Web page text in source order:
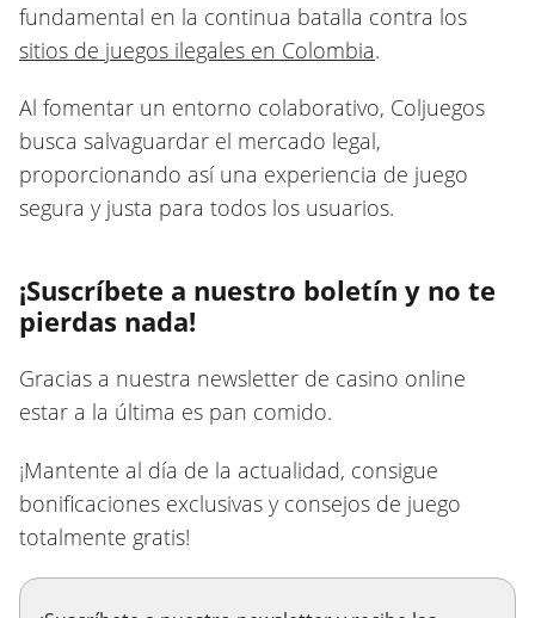
fundamental en la continua batalla contra los
sitios de juegos ilegales en Colombia.
Al fomentar un entorno colaborativo, Coljuegos
busca salvaguardar el mercado legal,
proporcionando así una experiencia de juego
segura y justa para todos los usuarios.
¡Suscríbete a nuestro boletín y no te
pierdas nada!
Gracias a nuestra newsletter de casino online
estar a la última es pan comido.
¡Mantente al día de la actualidad, consigue
bonificaciones exclusivas y consejos de juego
totalmente gratis!